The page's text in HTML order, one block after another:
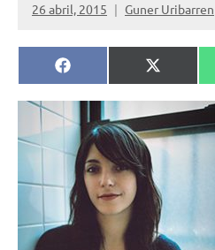
26 abril, 2015 Guner Uribarren
Compartir
en
Facebook
Compartir
en
X
(Twitter)